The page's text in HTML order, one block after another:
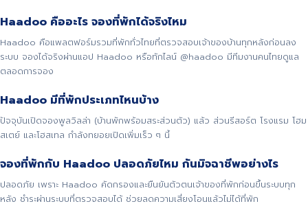
Haadoo คืออะไร จองที่พักได้จริงไหม
Haadoo คือแพลตฟอร์มรวมที่พักทั่วไทยที่ตรวจสอบเจ้าของบ้านทุกหลังก่อนลง
ระบบ จองได้จริงผ่านแอป Haadoo หรือทักไลน์ @haadoo มีทีมงานคนไทยดูแล
ตลอดการจอง
Haadoo มีที่พักประเภทไหนบ้าง
ปัจจุบันเปิดจองพูลวิลล่า (บ้านพักพร้อมสระส่วนตัว) แล้ว ส่วนรีสอร์ต โรงแรม โฮม
สเตย์ และโฮสเทล กำลังทยอยเปิดเพิ่มเร็ว ๆ นี้
จองที่พักกับ Haadoo ปลอดภัยไหม กันมิจฉาชีพอย่างไร
ปลอดภัย เพราะ Haadoo คัดกรองและยืนยันตัวตนเจ้าของที่พักก่อนขึ้นระบบทุก
หลัง ชำระผ่านระบบที่ตรวจสอบได้ ช่วยลดความเสี่ยงโอนแล้วไม่ได้ที่พัก